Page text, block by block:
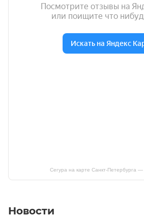
Сегура на карте Санкт‑Петербурга
Новости